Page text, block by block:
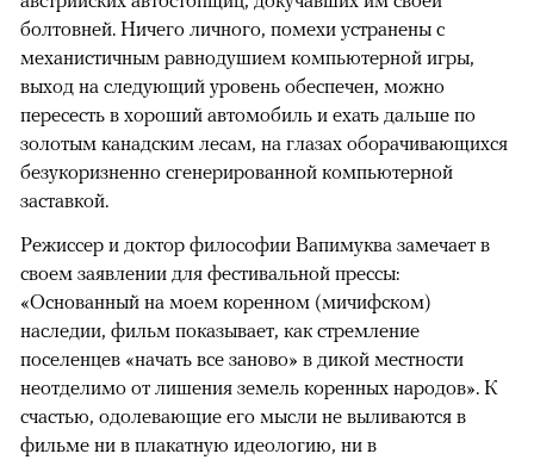
болтовней. Ничего личного, помехи устранены с
механистичным равнодушием компьютерной игры,
выход на следующий уровень обеспечен, можно
пересесть в хороший автомобиль и ехать дальше по
золотым канадским лесам, на глазах оборачивающихся
безукоризненно сгенерированной компьютерной
заставкой.
Режиссер и доктор философии Вапимуква замечает в
своем заявлении для фестивальной прессы:
«Основанный на моем коренном (мичифском)
наследии, фильм показывает, как стремление
поселенцев «начать все заново» в дикой местности
неотделимо от лишения земель коренных народов». К
счастью, одолевающие его мысли не выливаются в
фильме ни в плакатную идеологию, ни в